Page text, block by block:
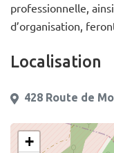
professionnelle,
d’organisation,
Localisation
428 Route de
+